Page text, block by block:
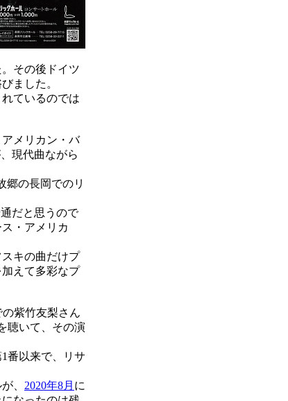
その後ドイツ
ました。
ているのでは
メリカン・バ
現代曲ながら
郷の長岡でのリ
だと思うので
・アメリカ
キの曲だけプ
えて多彩なプ
紫竹友梨さん
聴いて、その演
番以来で、リサ
、 2020年8月 に